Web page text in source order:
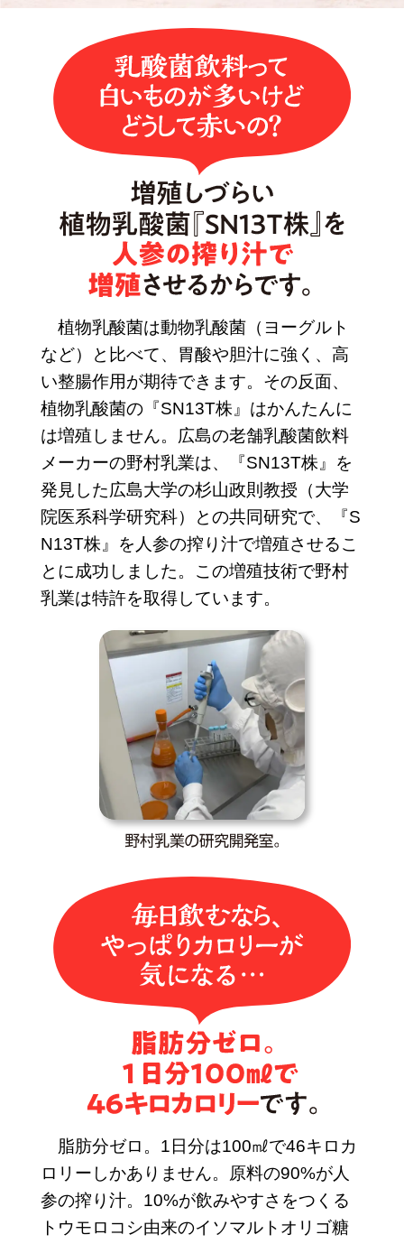
植物乳酸菌は動物乳酸菌（ヨーグルト
など）と比べて、胃酸や胆汁に強く、高
い整腸作用が期待できます。その反面、
植物乳酸菌の『SN13T株』はかんたんに
は増殖しません。広島の老舗乳酸菌飲料
メーカーの野村乳業は、『SN13T株』を
発見した広島大学の杉山政則教授（大学
院医系科学研究科）との共同研究で、『S
N13T株』を人参の搾り汁で増殖させるこ
とに成功しました。この増殖技術で野村
乳業は特許を取得しています。
脂肪分ゼロ。1日分は100㎖で46キロカ
ロリーしかありません。原料の90%が人
参の搾り汁。10%が飲みやすさをつくる
トウモロコシ由来のイソマルトオリゴ糖